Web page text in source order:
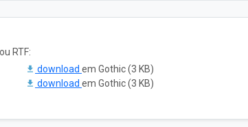
RTF:
download em Gothic (3 KB)
download em Gothic (3 KB)